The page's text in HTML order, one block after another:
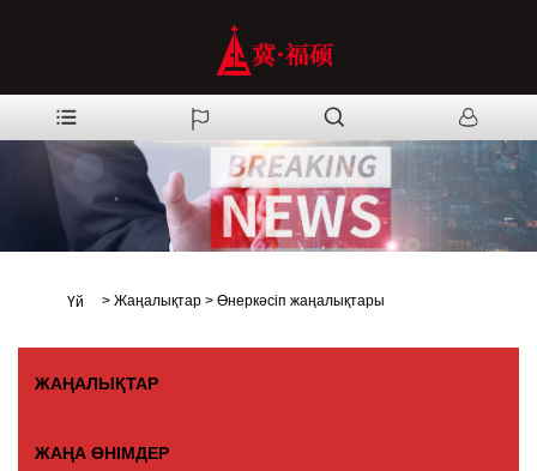
Үй > Жаңалықтар > Өнеркәсіп жаңалықтары
ЖАҢАЛЫҚТАР
ЖАҢА ӨНІМДЕР